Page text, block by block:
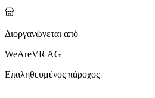
Διοργανώνεται από
WeAreVR AG
Επαληθευμένος πάροχος